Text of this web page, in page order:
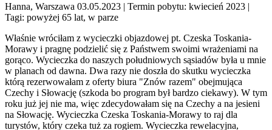
Hanna, Warszawa 03.05.2023 | Termin pobytu: kwiecień 2023 |
Tagi: powyżej 65 lat, w parze
Właśnie wróciłam z wycieczki objazdowej pt. Czeska Toskania-
Morawy i pragnę podzielić się z Państwem swoimi wrażeniami na
gorąco. Wycieczka do naszych południowych sąsiadów była u mnie
w planach od dawna. Dwa razy nie doszła do skutku wycieczka
którą rezerwowałam z oferty biura "Znów razem" obejmująca
Czechy i Słowację (szkoda bo program był bardzo ciekawy). W tym
roku już jej nie ma, więc zdecydowałam się na Czechy a na jesieni
na Słowację. Wycieczka Czeska Toskania-Morawy to raj dla
turystów, który czeka tuż za rogiem. Wycieczka rewelacyjna,